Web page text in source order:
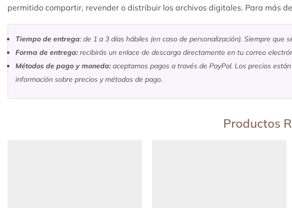
permitido compartir, revender o distribuir los archivos digitales. Para más
Tiempo de entrega: de 1 a 3 días hábiles (en caso de personalización). Siempre
Forma de entrega:recibirás un enlace de descarga directamente en tu correo
Métodos de pago y moneda:aceptamos pagos a través de PayPal. Los precios
información sobre precios y métodos de pago.
Productos